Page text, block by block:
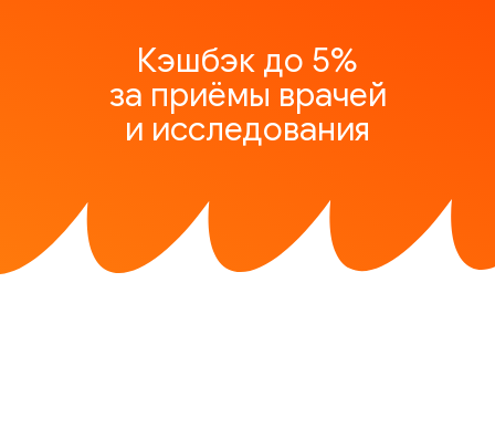
Кэшбэк до 5%
за приёмы врачей
и исследования